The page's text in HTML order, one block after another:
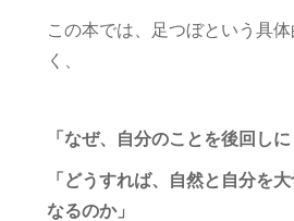
この本では、足つぼという具
く、
「なぜ、自分のことを後回し
「どうすれば、自然と自分を
なるのか」